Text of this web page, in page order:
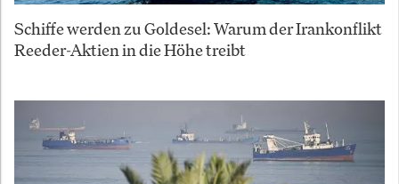
Schiffe werden zu Goldesel: Warum der Irankonflikt
Reeder-Aktien in die Höhe treibt